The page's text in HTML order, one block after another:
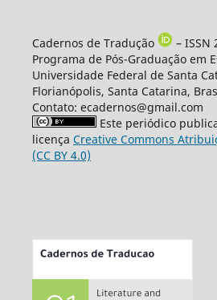
Cadernos de Tradução
– ISSN
Programa de Pós-Graduação em
Universidade Federal de Santa
Florianópolis, Santa Catarina,
Contato: ecadernos@gmail.com
Este periódico
licença Creative Commons
(CC BY 4.0)